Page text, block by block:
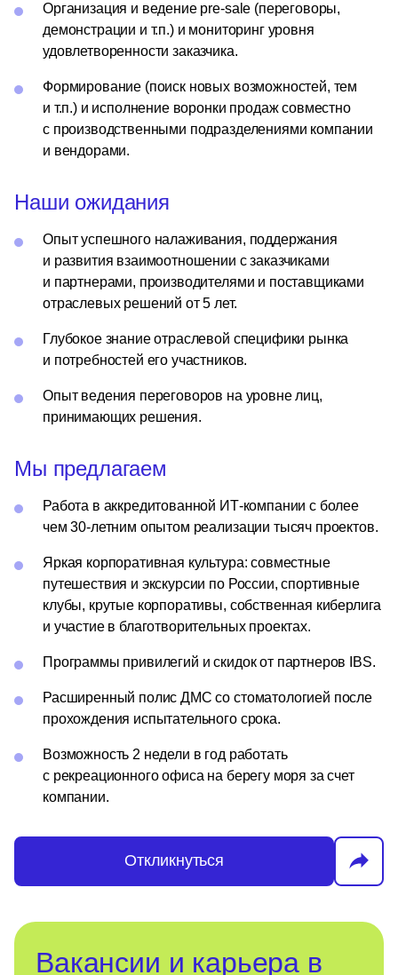
Организация и ведение pre-sale (переговоры,
демонстрации и т.п.) и мониторинг уровня
удовлетворенности заказчика.
Формирование (поиск новых возможностей, тем
и т.п.) и исполнение воронки продаж совместно
с производственными подразделениями компании
и вендорами.
Наши ожидания
Опыт успешного налаживания, поддержания
и развития взаимоотношении с заказчиками
и партнерами, производителями и поставщиками
отраслевых решений от 5 лет.
Глубокое знание отраслевой специфики рынка
и потребностей его участников.
Опыт ведения переговоров на уровне лиц,
принимающих решения.
Мы предлагаем
Работа в аккредитованной ИТ-компании с более
чем 30-летним опытом реализации тысяч проектов.
Яркая корпоративная культура: совместные
путешествия и экскурсии по России, спортивные
клубы, крутые корпоративы, собственная киберлига
и участие в благотворительных проектах.
Программы привилегий и скидок от партнеров IBS.
Расширенный полис ДМС со стоматологией после
прохождения испытательного срока.
Возможность 2 недели в год работать
с рекреационного офиса на берегу моря за счет
компании.
Откликнуться
Вакансии и карьера в